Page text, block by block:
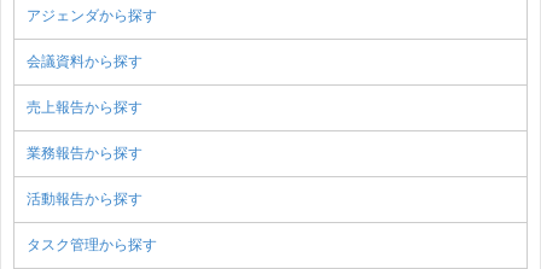
アジェンダから探す
会議資料から探す
売上報告から探す
業務報告から探す
活動報告から探す
タスク管理から探す